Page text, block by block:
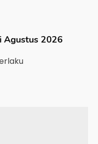
Agustus 2026